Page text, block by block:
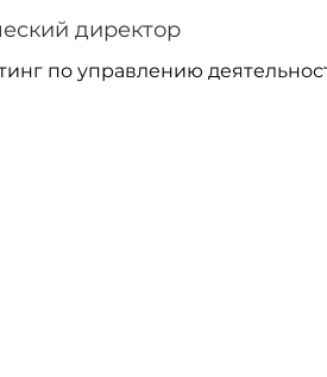
директор
по управлению